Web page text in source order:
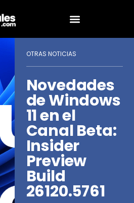
OTRAS NOTICIAS
Novedades
de Windows
11 en el
Canal Beta:
Insider
Preview
Build
26120.5761